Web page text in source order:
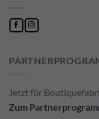
Jetzt für
Zum